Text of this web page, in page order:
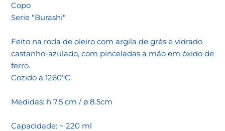
Copo
Serie "Burashi"
Feito na roda de oleiro com argila de grés e vidrado
castanho-azulado, com pinceladas a mão em óxido de
ferro.
Cozido a 1260°C.
Medidas: h 7.5 cm / ø 8.5cm
Capacidade: ~ 220 ml